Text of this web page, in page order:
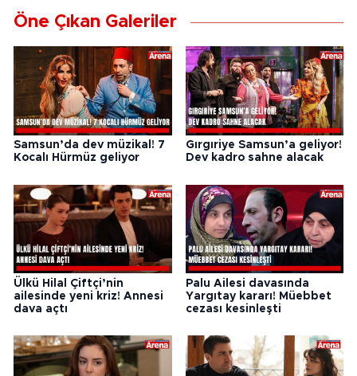
Öne Çıkan Galeriler
Samsun’da dev müzikal! 7
Kocalı Hürmüz geliyor
Gırgıriye Samsun’a geliyor!
Dev kadro sahne alacak
Ülkü Hilal Çiftçi’nin
ailesinde yeni kriz! Annesi
dava açtı
Palu Ailesi davasında
Yargıtay kararı! Müebbet
cezası kesinleşti